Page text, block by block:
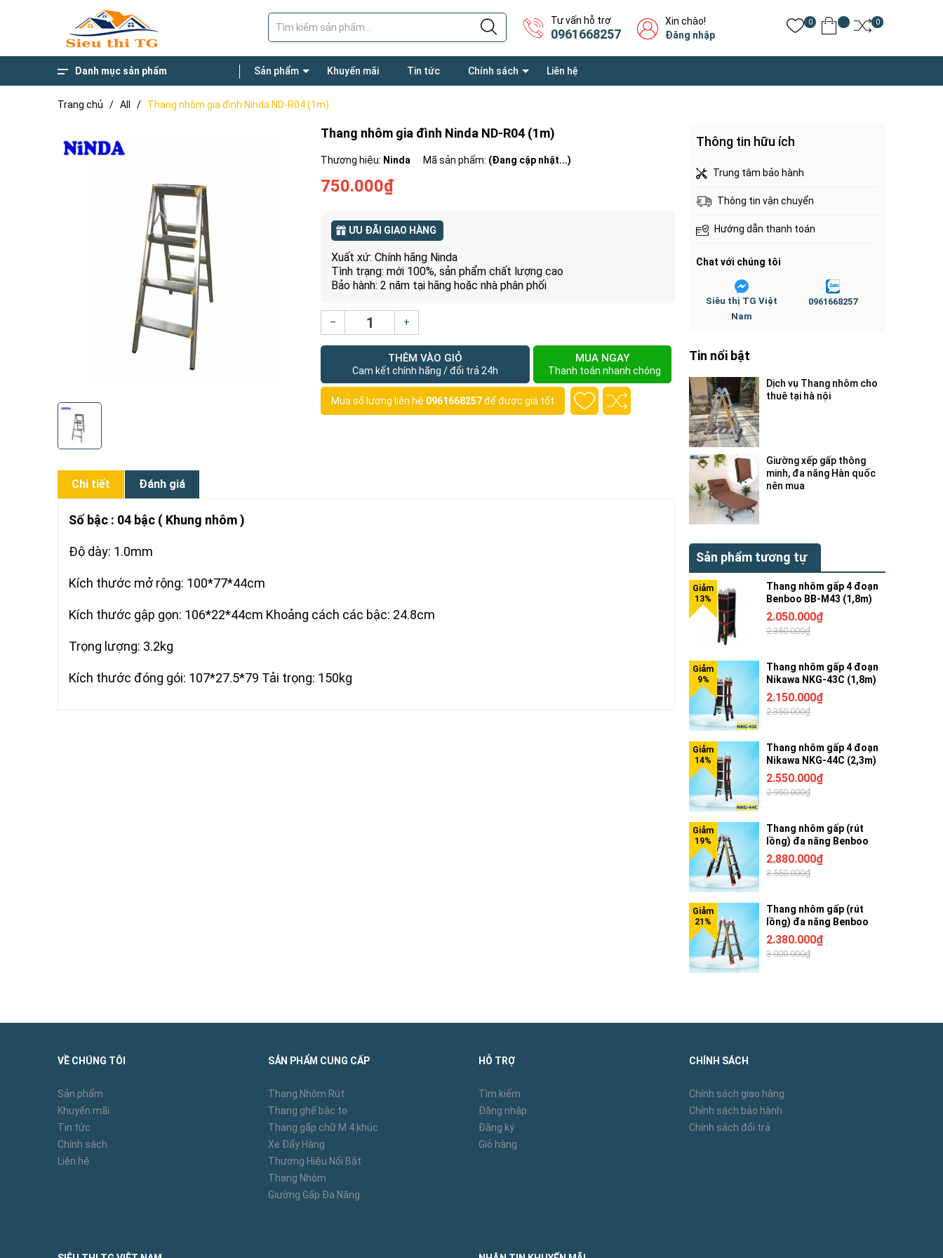
Tư vấn hỗ trợ
0961668257
Xin chào!
Đăng nhập
0 0
Danh mục sản phẩm Sản phẩm Khuyến mãi Tin tức Chính sách Liên hệ
Trang chủ / All / Thang nhôm gia đình Ninda ND-R04 (1m)
Thang nhôm gia đình Ninda ND-R04 (1m)
Thương hiệu: Ninda Mã sản phẩm: (Đang cập nhật...)
750.000₫
ƯU ĐÃI GIAO HÀNG
Xuất xứ: Chính hãng Ninda
Tình trạng: mới 100%, sản phẩm chất lượng cao
Bảo hành: 2 năm tại hãng hoặc nhà phân phối
– +
THÊM VÀO GIỎ
Cam kết chính hãng / đổi trả 24h
MUA NGAY
Thanh toán nhanh chóng
Mua số lượng liên hệ 0961668257để được giá tốt
Chi tiết Đánh giá
Số bậc : 04 bậc ( Khung nhôm )
Độ dày: 1.0mm
Kích thước mở rộng: 100*77*44cm
Kích thước gập gọn: 106*22*44cm Khoảng cách các bậc: 24.8cm
Trọng lượng: 3.2kg
Kích thước đóng gói: 107*27.5*79 Tải trọng: 150kg
Thông tin hữu ích
Trung tâm bảo hành
Thông tin vận chuyển
Hướng dẫn thanh toán
Chat với chúng tôi
Siêu thị TG Việt
Nam
0961668257
Tin nổi bật
Dịch vụ Thang nhôm cho
thuê tại hà nội
Giường xếp gấp thông
minh, đa năng Hàn quốc
nên mua
Sản phẩm tương tự
Thang nhôm gấp 4 đoạn
Benboo BB-M43 (1,8m)
2.050.000₫
2.350.000₫
Thang nhôm gấp 4 đoạn
Nikawa NKG-43C (1,8m)
2.150.000₫
2.350.000₫
Thang nhôm gấp 4 đoạn
Nikawa NKG-44C (2,3m)
2.550.000₫
2.950.000₫
Thang nhôm gấp (rút
lồng) đa năng Benboo
BB-45G 5 bậc khóa gạt
2.880.000₫
3.550.000₫
Thang nhôm gấp (rút
lồng) đa năng Benboo
BB-44G 4 bậc khóa gạt
2.380.000₫
3.000.000₫
VỀ CHÚNG TÔI
Sản phẩm
Khuyến mãi
Tin tức
Chính sách
Liên hệ
SẢN PHẨM CUNG CẤP
Thang Nhôm Rút
Thang ghế bậc to
Thang gấp chữ M 4 khúc
Xe Đẩy Hàng
Thương Hiệu Nổi Bật
Thang Nhôm
Giường Gấp Đa Năng
HỖ TRỢ
Tìm kiếm
Đăng nhập
Đăng ký
Giỏ hàng
CHÍNH SÁCH
Chính sách giao hàng
Chính sách bảo hành
Chính sách đổi trả